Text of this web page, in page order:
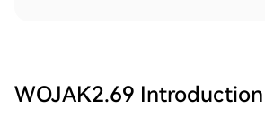
WOJAK2.69 Introduction